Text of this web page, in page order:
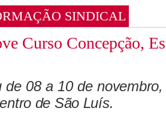
SINDICAL
Curso Concepção,
de 08 a 10 de
de São Luís.